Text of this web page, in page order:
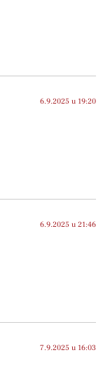
6.9.2025 u 19:20
6.9.2025 u 21:46
7.9.2025 u 16:03